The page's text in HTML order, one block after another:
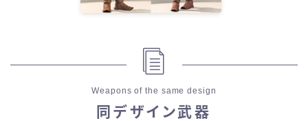
Weapons of the same design
同デザイン武器